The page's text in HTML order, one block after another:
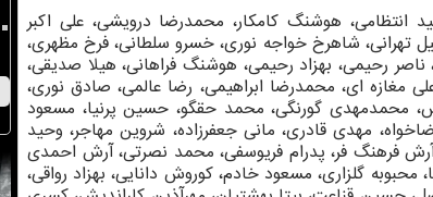
انتظامی، هوشنگ کامکار، محمدرضا درویشی، علی اکبر
تهرانی، شاهرخ خواجه نوری، خسرو سلطانی، فرخ مظهری،
رحیمی، بهزاد رحیمی، هوشنگ فراهانی، هیلا صدیقی،
مغازه ای، محمدرضا ابراهیمی، رضا عالمی، صادق نوری،
محمدمهدی گورنگی، محمد حقگو، حسین پرنیا، مسعود
مهدی قادری، مانی جعفرزاده، شروین مهاجر، وحید
آرش فرهنگ فر، پدرام فریوسفی، محمد نصرتی، آرش احمدی
گلزاری، مسعود خادم، کوروش دانایی، بهزاد رواقی،